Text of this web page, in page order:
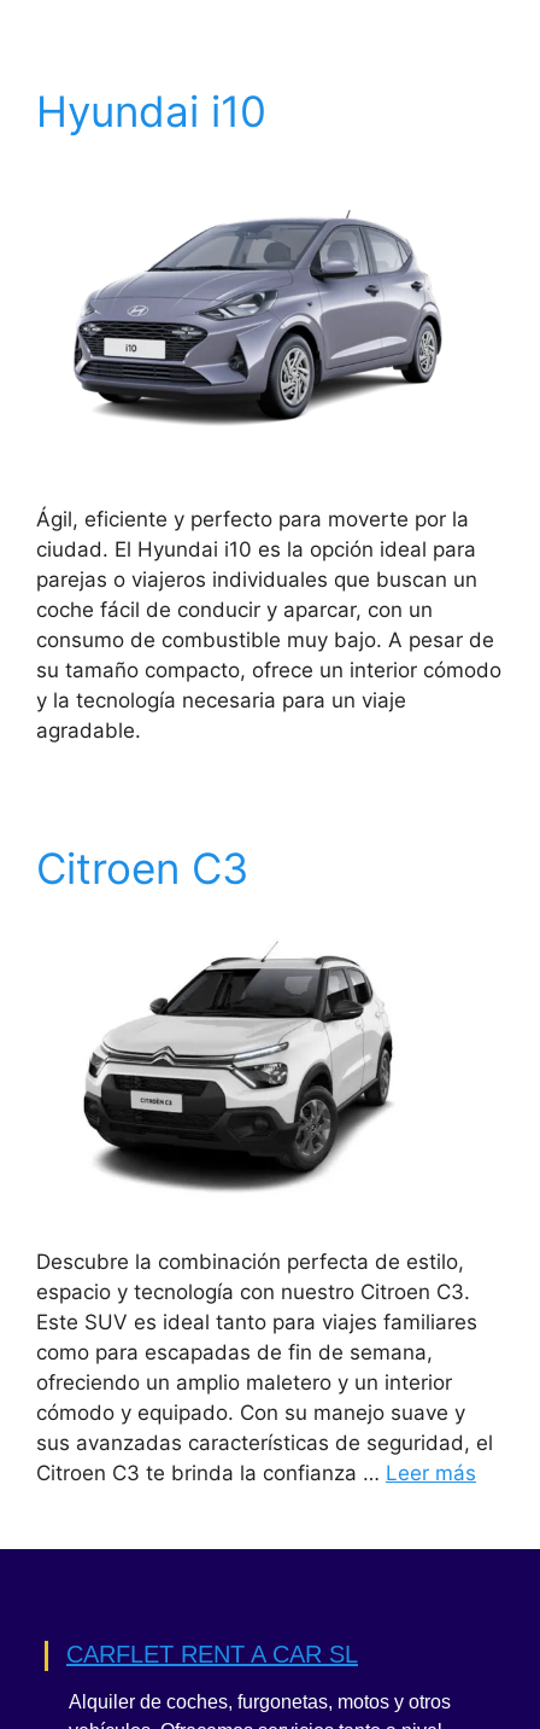
Hyundai i10
Ágil, eficiente y perfecto para moverte por la
ciudad. El Hyundai i10 es la opción ideal para
parejas o viajeros individuales que buscan un
coche fácil de conducir y aparcar, con un
consumo de combustible muy bajo. A pesar de
su tamaño compacto, ofrece un interior cómodo
y la tecnología necesaria para un viaje
agradable.
Citroen C3
Descubre la combinación perfecta de estilo,
espacio y tecnología con nuestro Citroen C3.
Este SUV es ideal tanto para viajes familiares
como para escapadas de fin de semana,
ofreciendo un amplio maletero y un interior
cómodo y equipado. Con su manejo suave y
sus avanzadas características de seguridad, el
Citroen C3 te brinda la confianza … Leer más
CARFLET RENT A CAR SL
Alquiler de coches, furgonetas, motos y otros